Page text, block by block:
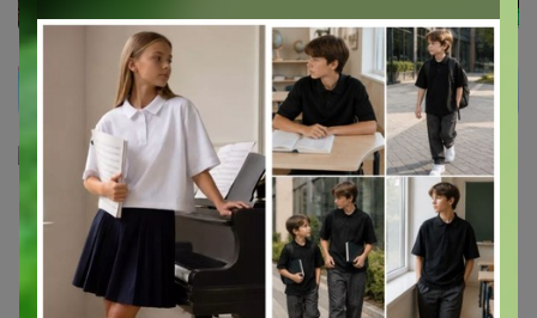
2 3 4 5
Показаны записи 1-10 из46.